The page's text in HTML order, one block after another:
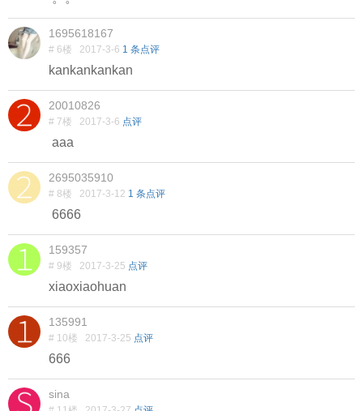
1695618167
# 6楼 2017-3-6 1 条点评
kankankankan
20010826
# 7楼 2017-3-6 点评
aaa
2695035910
# 8楼 2017-3-12 1 条点评
6666
159357
# 9楼 2017-3-25 点评
xiaoxiaohuan
135991
# 10楼 2017-3-25 点评
666
sina